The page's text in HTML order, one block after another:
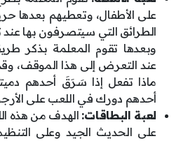
على الأطفال، وتعطيهم بعدها
الطرائق التي سيتصرفون بها
وبعدها تقوم المعلمة بذكر
عند التعرض إلى هذا الموقف،
ماذا تفعل إذا سَرَقَ أحدهم
أحدهم دورك في اللعب على
لعبة البطاقات: الهدف من هذه
على الحديث الجيد وعلى